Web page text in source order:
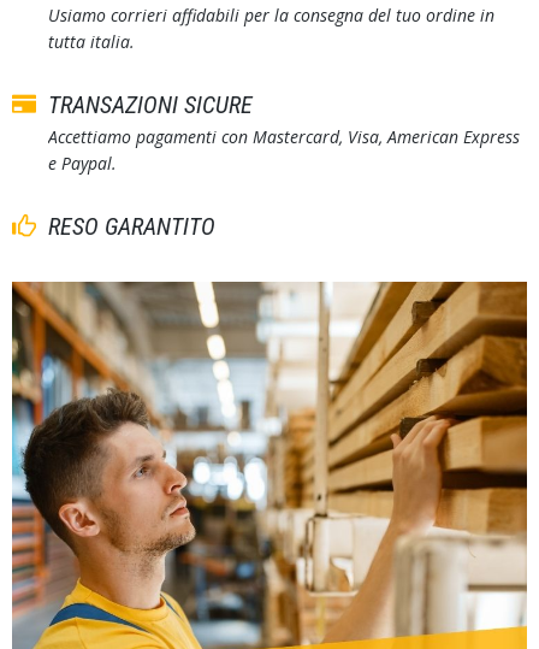
Usiamo corrieri affidabili per la consegna del tuo ordine in
tutta italia.
TRANSAZIONI SICURE
Accettiamo pagamenti con Mastercard, Visa, American Express
e Paypal.
RESO GARANTITO